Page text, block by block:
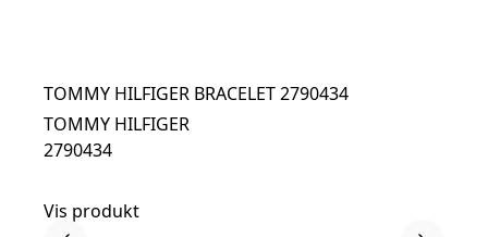
TOMMY HILFIGER BRACELET 2790434
TOMMY HILFIGER
2790434
Vis produkt